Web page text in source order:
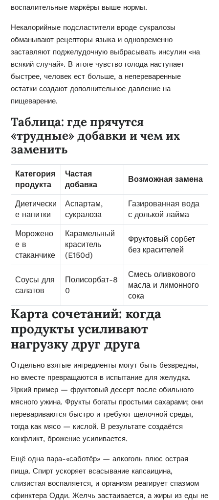
воспалительные маркёры выше нормы.
Некалорийные подсластители вроде сукралозы
обманывают рецепторы языка и одновременно
заставляют поджелудочную выбрасывать инсулин «на
всякий случай». В итоге чувство голода наступает
быстрее, человек ест больше, а непереваренные
остатки создают дополнительное давление на
пищеварение.
Таблица: где прячутся
«трудные» добавки и чем их
заменить
Категория
продукта
Частая
добавка
Возможная замена
Диетически
е напитки
Аспартам,
сукралоза
Газированная вода
с долькой лайма
Морожено
е в
стаканчике
Карамельный
краситель
(E150d)
Фруктовый сорбет
без красителей
Соусы для
салатов
Полисорбат-8
0
Смесь оливкового
масла и лимонного
сока
Карта сочетаний: когда
продукты усиливают
нагрузку друг друга
Отдельно взятые ингредиенты могут быть безвредны,
но вместе превращаются в испытание для желудка.
Яркий пример — фруктовый десерт после обильного
мясного ужина. Фрукты богаты простыми сахарами; они
перевариваются быстро и требуют щелочной среды,
тогда как мясо — кислой. В результате создаётся
конфликт, брожение усиливается.
Ещё одна пара-«саботёр» — алкоголь плюс острая
пища. Спирт ускоряет всасывание капсаицина,
слизистая воспаляется, и организм реагирует спазмом
сфинктера Одди. Желчь застаивается, а жиры из еды не